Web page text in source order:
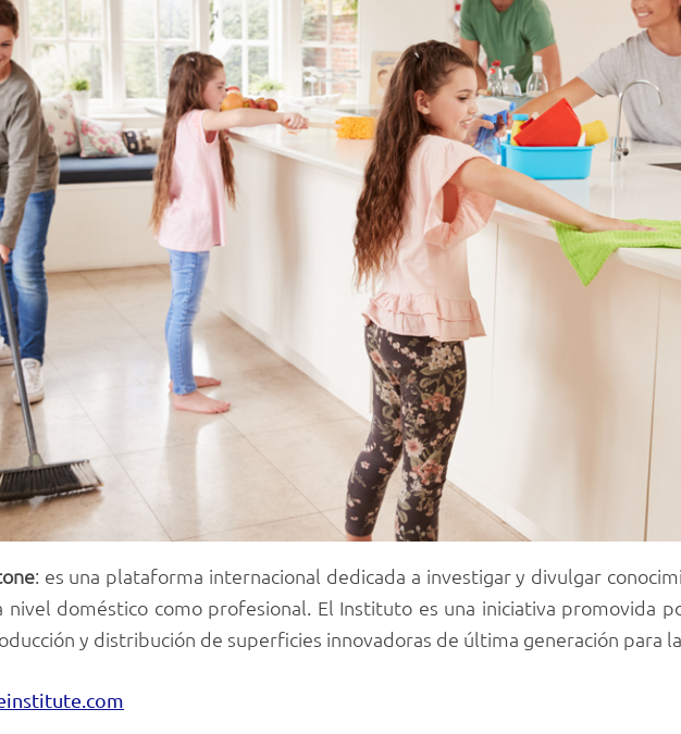
: es una plataforma internacional dedicada a investigar y divulgar
nivel doméstico como profesional. El Instituto es una iniciativa promovida
y distribución de superficies innovadoras de última generación para